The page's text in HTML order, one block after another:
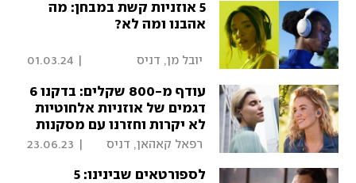
5 אוזניות קשת במבחן: מה
אהבנו ומה לא?
יובל מן, דניס
01.03.24
עודף מ-800 שקלים: בדקנו 6
דגמים של אוזניות אלחוטיות
לא יקרות וחזרנו עם מסקנות
- סקירה
רפאל קאהאן, דניס
23.06.23
לספורטאים שבינינו: 5